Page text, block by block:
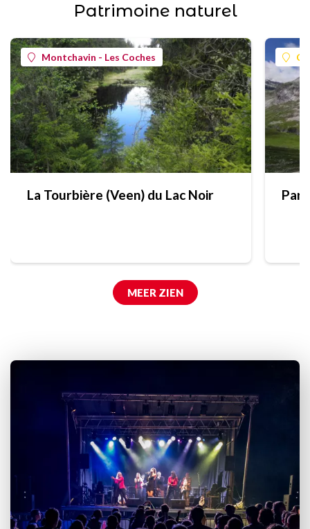
Patrimoine naturel
Montchavin - Les Coches
La Tourbière (Veen) du Lac Noir
MEER ZIEN